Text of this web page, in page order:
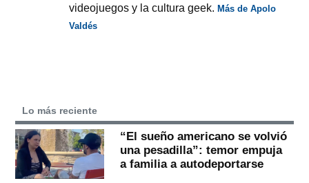
videojuegos y la cultura geek.Más de Apolo
Valdés
Lo más reciente
“El sueño americano se volvió
una pesadilla”: temor empuja
a familia a autodeportarse